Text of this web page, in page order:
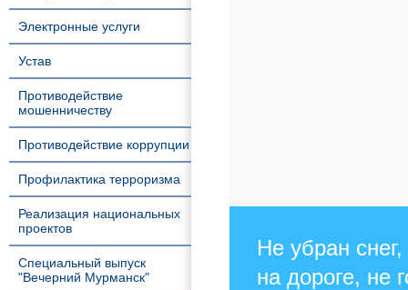
Электронные услуги
Устав
Противодействие
мошенничеству
Противодействие коррупции
Профилактика терроризма
Реализация национальных
проектов
Специальный выпуск
"Вечерний Мурманск"
Не убран
на дороге, не